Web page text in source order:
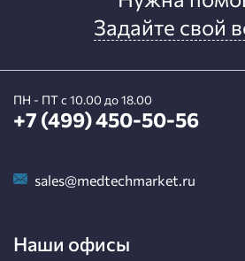
Задайте свой
ПН - ПТ с 10.00 до 18.00
+7 (499) 450-50-56
sales@medtechmarket.ru
Наши офисы